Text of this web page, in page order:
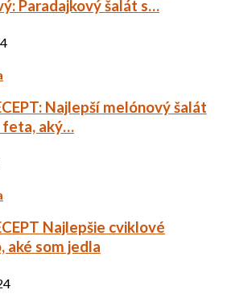
Paradajkový šalát s…
Najlepší melónový šalát
feta, aký…
Najlepšie cviklové
aké som jedla